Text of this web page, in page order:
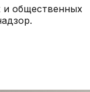
и общественных